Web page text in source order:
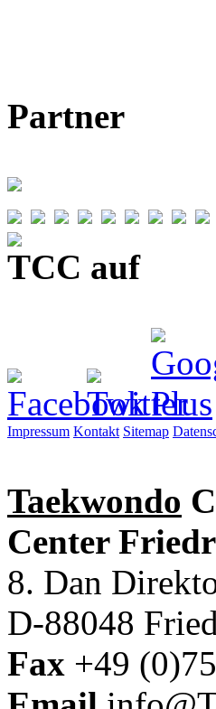
Partner
TCC auf
Impressum Kontakt Sitemap
Taekwondo
Center
8. Dan
D-88048
Fax +49